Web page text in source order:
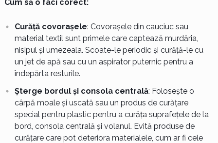
Cum să o faci corect:
Curăță covorașele: Covorașele din cauciuc sau
material textil sunt primele care captează murdăria,
nisipul și umezeala. Scoate-le periodic și curăță-le cu
un jet de apă sau cu un aspirator puternic pentru a
îndepărta resturile.
Șterge bordul și consola centrală: Folosește o
cârpă moale și uscată sau un produs de curățare
special pentru plastic pentru a curăța suprafețele de la
bord, consola centrală și volanul. Evită produse de
curățare care pot deteriora materialele, cum ar fi cele